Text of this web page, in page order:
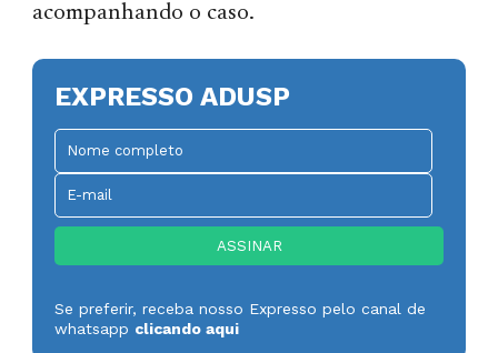
acompanhando o caso.
EXPRESSO ADUSP
Se preferir, receba nosso Expresso pelo canal de
whatsapp clicando aqui